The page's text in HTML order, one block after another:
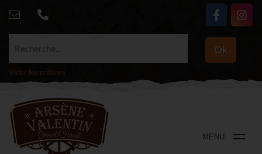
Recherche... Ok
Vider les critères
MENU